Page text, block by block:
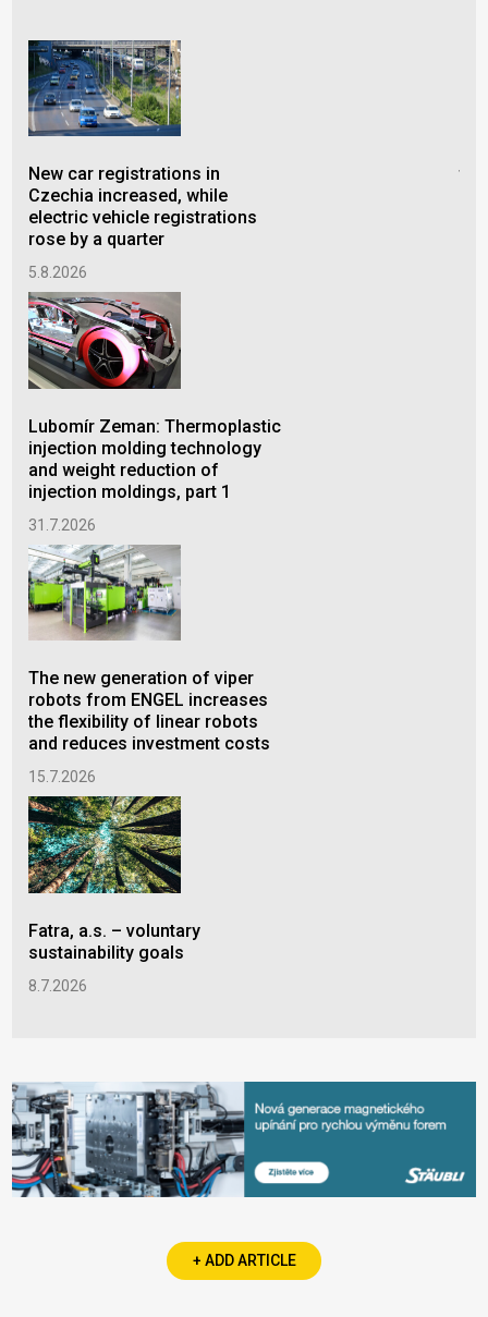
New car registrations in
Czechia increased, while
electric vehicle registrations
rose by a quarter
5.8.2026
Lubomír Zeman: Thermoplastic
injection molding technology
and weight reduction of
injection moldings, part 1
31.7.2026
The new generation of viper
robots from ENGEL increases
the flexibility of linear robots
and reduces investment costs
15.7.2026
Fatra, a.s. – voluntary
sustainability goals
8.7.2026
+ ADD ARTICLE